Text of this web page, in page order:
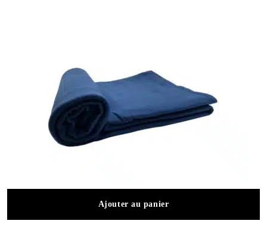
Ajouter au panier